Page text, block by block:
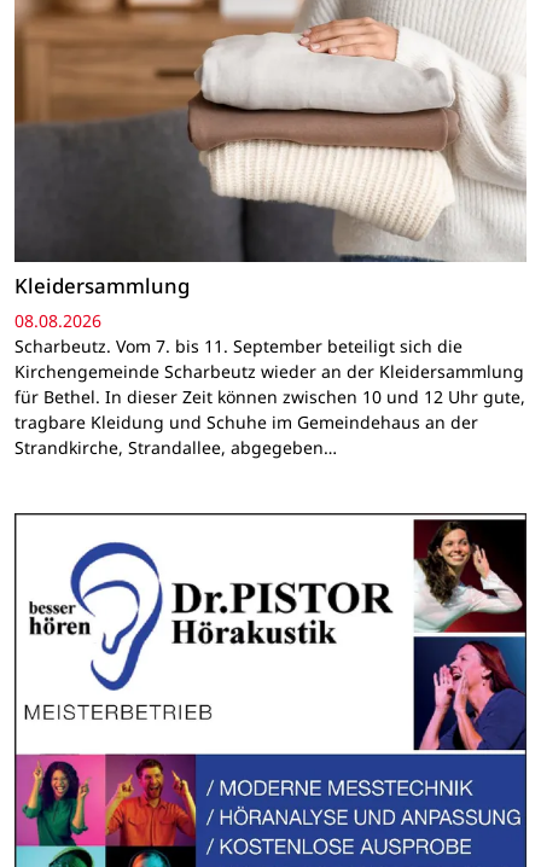
Kleidersammlung
08.08.2026
Scharbeutz. Vom 7. bis 11. September beteiligt sich die
Kirchengemeinde Scharbeutz wieder an der Kleidersammlung
für Bethel. In dieser Zeit können zwischen 10 und 12 Uhr gute,
tragbare Kleidung und Schuhe im Gemeindehaus an der
Strandkirche, Strandallee, abgegeben…